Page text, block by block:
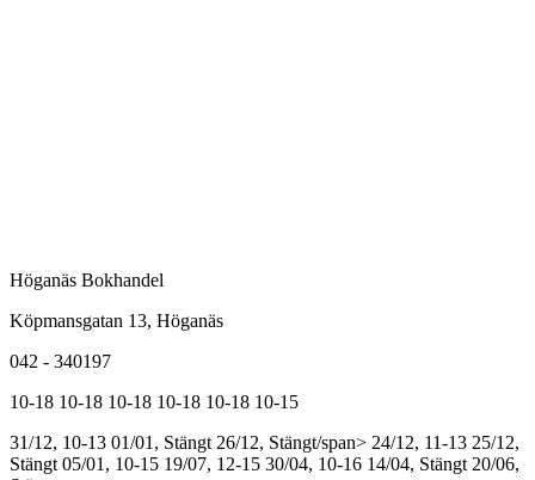
Höganäs Bokhandel
Köpmansgatan 13, Höganäs
042 - 340197
10-18 10-18 10-18 10-18 10-18 10-15
31/12, 10-13 01/01, Stängt 26/12, Stängt/span> 24/12, 11-13 25/12,
Stängt 05/01, 10-15 19/07, 12-15 30/04, 10-16 14/04, Stängt 20/06,